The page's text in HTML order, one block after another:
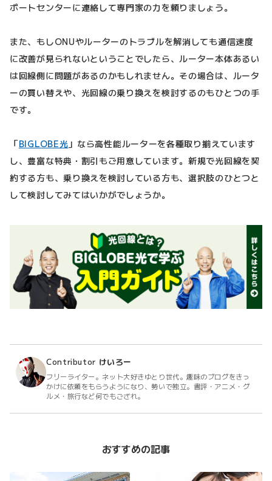
ポートセンターに連絡して専門家の力を頼りましょう。
また、もしONUやルーターのトラブルを解消しても通信速度
に改善が見られないということでしたら、ルーター本体あるい
は回線側に問題があるのかもしれません。その場合は、ルータ
ーの買い替えや、光回線の乗り換えを検討するのもひとつの手
です。
「BIGLOBE光 」なら高性能ルーターを各種取り揃えています
し、豊富な特典・割引もご用意しています。新規で光回線を契
約する方も、乗り換えを検討している方も、選択肢のひとつと
して検討してみてはいかがでしょうか。
Contributor けいろー
フリーライター。ネット大好きゆとり世代。趣味のブログをきっ
かけに依頼をもらうようになり、勢いで独立。書評・アニメ・グ
ルメ・旅行など何でもござれ。
おすすめの記事